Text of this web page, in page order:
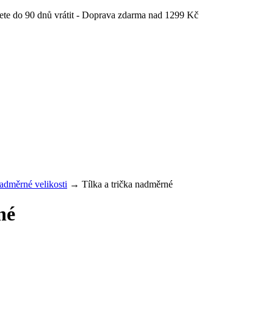
do 90 dnů vrátit - Doprava zdarma nad 1299 Kč
velikosti → Tílka a trička nadměrné